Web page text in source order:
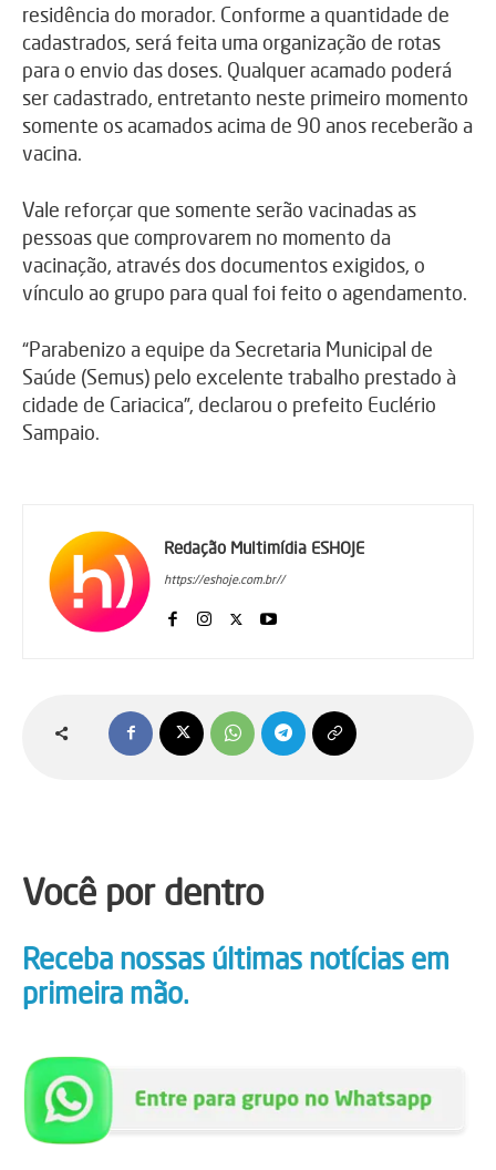
residência do morador. Conforme a quantidade de
cadastrados, será feita uma organização de rotas
para o envio das doses. Qualquer acamado poderá
ser cadastrado, entretanto neste primeiro momento
somente os acamados acima de 90 anos receberão a
vacina.
Vale reforçar que somente serão vacinadas as
pessoas que comprovarem no momento da
vacinação, através dos documentos exigidos, o
vínculo ao grupo para qual foi feito o agendamento.
“Parabenizo a equipe da Secretaria Municipal de
Saúde (Semus) pelo excelente trabalho prestado à
cidade de Cariacica”, declarou o prefeito Euclério
Sampaio.
Redação Multimídia ESHOJE
https://eshoje.com.br//
Você por dentro
Receba nossas últimas notícias em
primeira mão.